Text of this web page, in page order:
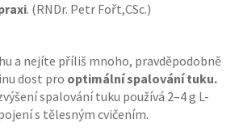
. (RNDr. Petr Fořt,CSc.)
a nejíte příliš mnoho, pravděpodobně
dost pro optimální spalování tuku.
spalování tuku používá 2–4 g L-
s tělesným cvičením.